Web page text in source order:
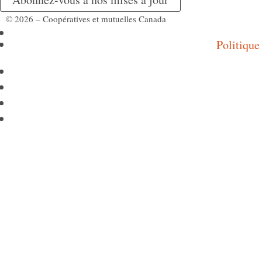
© 2026 – Coopératives et mutuelles Canada